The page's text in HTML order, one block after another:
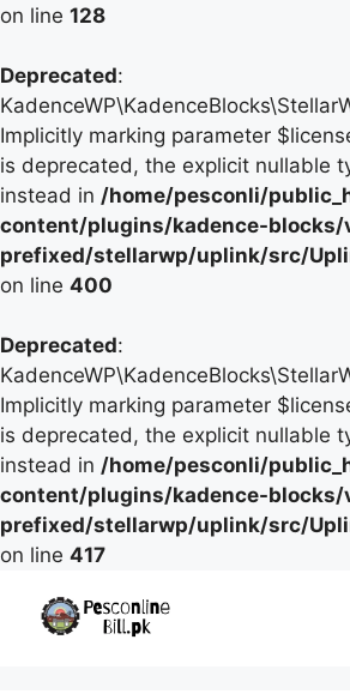
on line 128
Deprecated:
Implicitly marking parameter
is deprecated, the explicit nullable
instead in /home/pesconli/
content/plugins/kadence-blocks/
prefixed/stellarwp/uplink/src/
on line 400
Deprecated:
Implicitly marking parameter
is deprecated, the explicit nullable
instead in /home/pesconli/
content/plugins/kadence-blocks/
prefixed/stellarwp/uplink/src/
on line 417